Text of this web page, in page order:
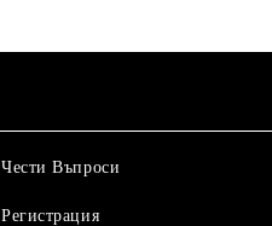
Чести Въпроси
Регистрация